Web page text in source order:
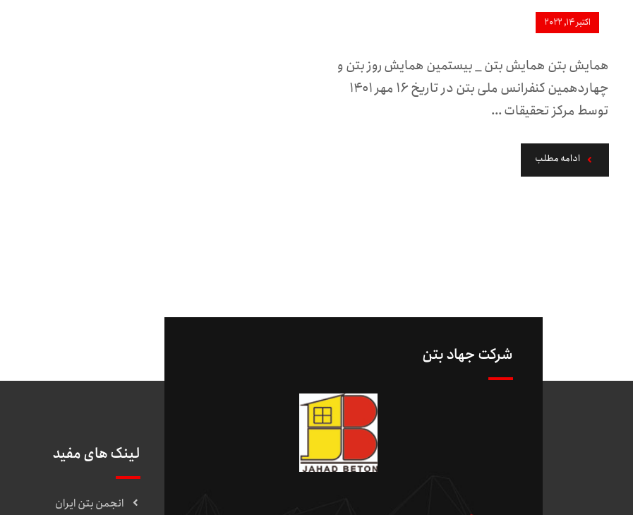
اکتبر ۱۴, ۲۰۲۲
همایش بتن همایش بتن _ بیستمین همایش روز بتن و
چهاردهمین کنفرانس ملی بتن در تاریخ ۱۶ مهر ۱۴۰۱
توسط مرکز تحقیقات ...
ادامه مطلب
شرکت جهاد بتن
لینک های مفید
انجمن بتن ایران